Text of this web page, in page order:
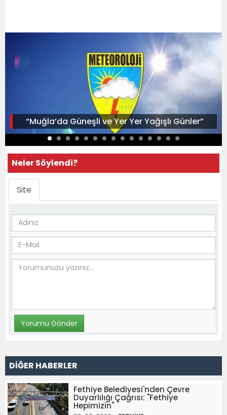
“Muğla’da Güneşli ve Yer Yer Yağışlı Günler”
Neler Söylendi?
Site
DİĞER HABERLER
Fethiye Belediyesi'nden Çevre
Duyarlılığı Çağrısı: "Fethiye
Hepimizin"